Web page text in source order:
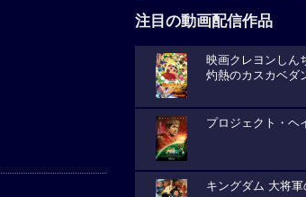
注目の動画配信作品
映画クレヨンしん
灼熱のカスカベダ
プロジェクト・ヘ
キングダム 大将軍